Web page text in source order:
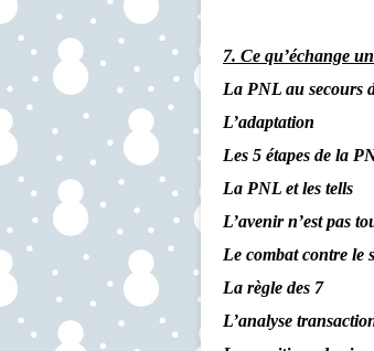
7. Ce qu’échange
La PNL au secours
L’adaptation
Les 5 étapes de la
La PNL et les tells
L’avenir n’est pas
Le combat contre le
La règle des 7
L’analyse